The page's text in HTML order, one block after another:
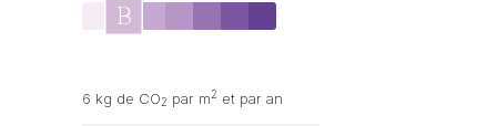
6 kg de CO2 par m2 et par an